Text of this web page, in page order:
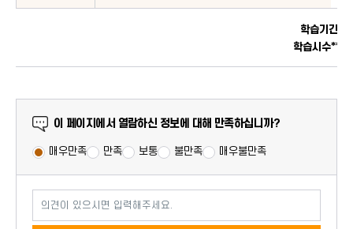
학습기간
학습시수**
만족도 조사
이 페이지에서 열람하신 정보에 대해 만족하십니까?
매우만족 만족 보통 불만족 매우불만족